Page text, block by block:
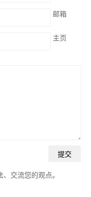
邮箱
主页
交流您的观点。